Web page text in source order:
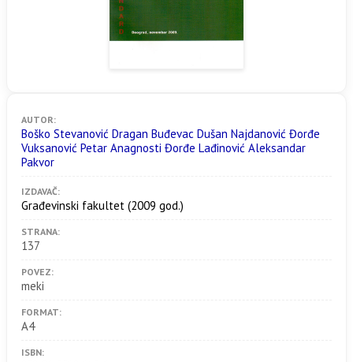
AUTOR:
Boško Stevanović Dragan Buđevac Dušan Najdanović Đorđe
Vuksanović Petar Anagnosti Đorđe Lađinović Aleksandar
Pakvor
IZDAVAČ:
Građevinski fakultet (2009 god.)
STRANA:
137
POVEZ:
meki
FORMAT:
A4
ISBN: